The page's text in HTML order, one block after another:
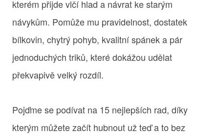
kterém přijde vlčí hlad a návrat ke starým
návykům. Pomůže mu pravidelnost, dostatek
bílkovin, chytrý pohyb, kvalitní spánek a pár
jednoduchých triků, které dokážou udělat
překvapivě velký rozdíl.
Pojďme se podívat na 15 nejlepších rad, díky
kterým můžete začít hubnout už teď a to bez